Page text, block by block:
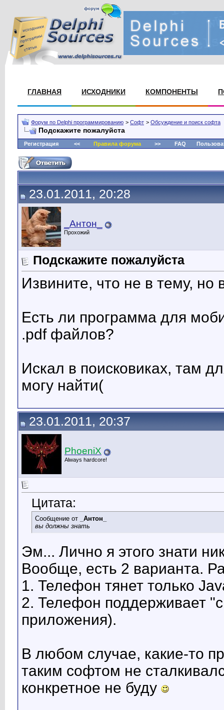
ГЛАВНАЯ ИСХОДНИКИ КОМПОНЕНТЫ
Форум по Delphi программированию > Софт > Обсуждение и поиск софта
Подскажите пожалуйста
Регистрация << Правила форума>> FAQ
23.01.2011, 20:28
_Антон_
Прохожий
Подскажите пожалуйста
Извините, что не в тему,
Есть ли программа для
.pdf файлов?
Искал в поисковиках, там
могу найти(
23.01.2011, 20:37
PhoeniX
Always hardcore!
Цитата:
Сообщение от
_Антон_
вы должны знать
Эм... Лично я этого знати
Вообще, есть 2 варианта.
1. Телефон тянет только
2. Телефон поддерживает
приложения).
В любом случае, какие-то
таким софтом не
конкретное не буду